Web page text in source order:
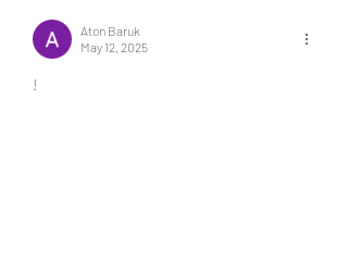
Aton Baruk
May 12, 2025
!